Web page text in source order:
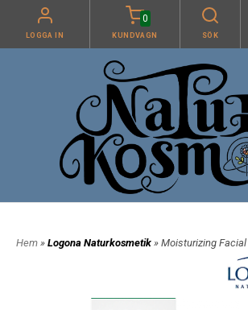
LOGGA IN
0
KUNDVAGN SÖK
Hem » Logona Naturkosmetik » Moisturizing Facial